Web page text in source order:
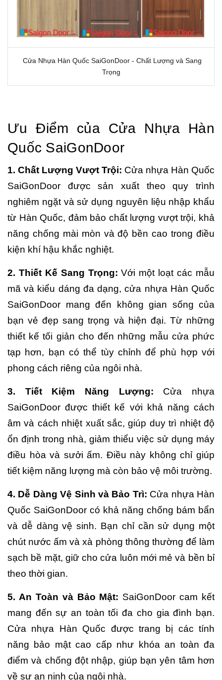
Cửa Nhựa Hàn Quốc SaiGonDoor - Chất Lượng và Sang
Trọng
Ưu Điểm của Cửa Nhựa Hàn
Quốc SaiGonDoor
1. Chất Lượng Vượt Trội: Cửa nhựa Hàn Quốc
SaiGonDoor được sản xuất theo quy trình
nghiêm ngặt và sử dụng nguyên liệu nhập khẩu
từ Hàn Quốc, đảm bảo chất lượng vượt trội, khả
năng chống mài mòn và độ bền cao trong điều
kiện khí hậu khắc nghiệt.
2. Thiết Kế Sang Trọng:Với một loạt các mẫu
mã và kiểu dáng đa dạng, cửa nhựa Hàn Quốc
SaiGonDoor mang đến không gian sống của
bạn vẻ đẹp sang trọng và hiện đại. Từ những
thiết kế tối giản cho đến những mẫu cửa phức
tạp hơn, bạn có thể tùy chỉnh để phù hợp với
phong cách riêng của ngôi nhà.
3. Tiết Kiệm Năng Lượng: Cửa nhựa
SaiGonDoor được thiết kế với khả năng cách
âm và cách nhiệt xuất sắc, giúp duy trì nhiệt độ
ổn định trong nhà, giảm thiểu việc sử dụng máy
điều hòa và sưởi ấm. Điều này không chỉ giúp
tiết kiệm năng lượng mà còn bảo vệ môi trường.
4. Dễ Dàng Vệ Sinh và Bảo Trì: Cửa nhựa Hàn
Quốc SaiGonDoor có khả năng chống bám bẩn
và dễ dàng vệ sinh. Bạn chỉ cần sử dụng một
chút nước ấm và xà phòng thông thường để làm
sạch bề mặt, giữ cho cửa luôn mới mẻ và bền bỉ
theo thời gian.
5. An Toàn và Bảo Mật: SaiGonDoor cam kết
mang đến sự an toàn tối đa cho gia đình bạn.
Cửa nhựa Hàn Quốc được trang bị các tính
năng bảo mật cao cấp như khóa an toàn đa
điểm và chống đột nhập, giúp bạn yên tâm hơn
về sự an ninh của ngôi nhà.